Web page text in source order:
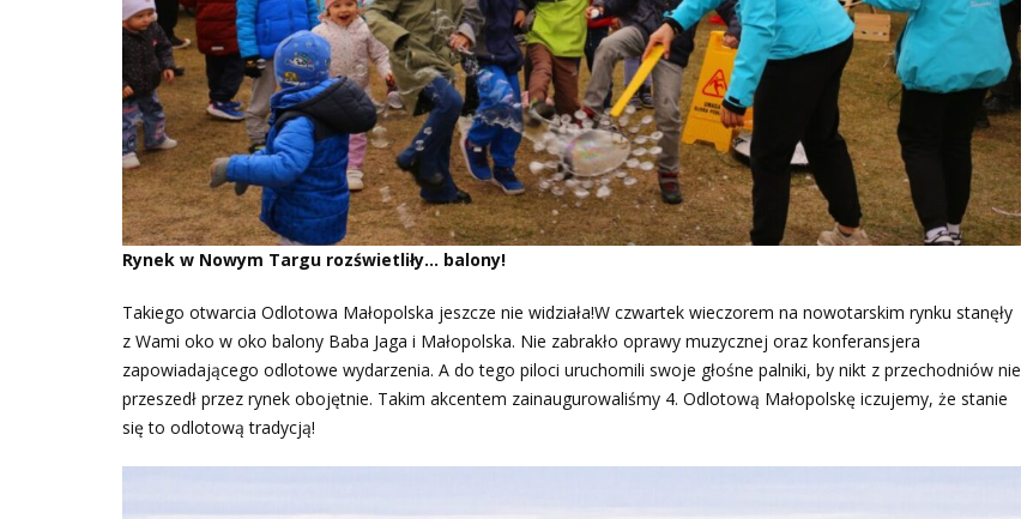
Rynek w Nowym Targu rozświetliły… balony!
Takiego otwarcia Odlotowa Małopolska jeszcze nie widziała!W czwartek wieczorem na nowotarskim rynku stanęły
z Wami oko w oko balony Baba Jaga i Małopolska. Nie zabrakło oprawy muzycznej oraz konferansjera
zapowiadającego odlotowe wydarzenia. A do tego piloci uruchomili swoje głośne palniki, by nikt z przechodniów nie
przeszedł przez rynek obojętnie. Takim akcentem zainaugurowaliśmy 4. Odlotową Małopolskę iczujemy, że stanie
się to odlotową tradycją!